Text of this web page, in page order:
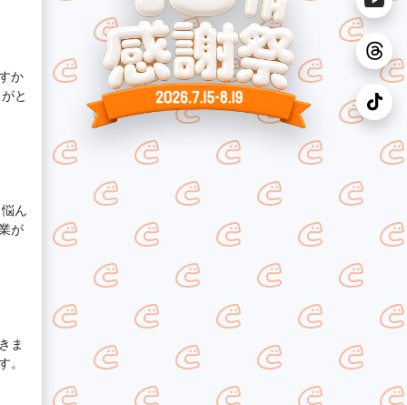
か
と
ん
が
ま